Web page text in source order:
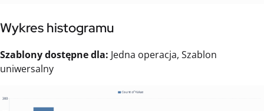
Wykres histogramu
Szablony dostępne dla: Jedna operacja, Szablon
uniwersalny